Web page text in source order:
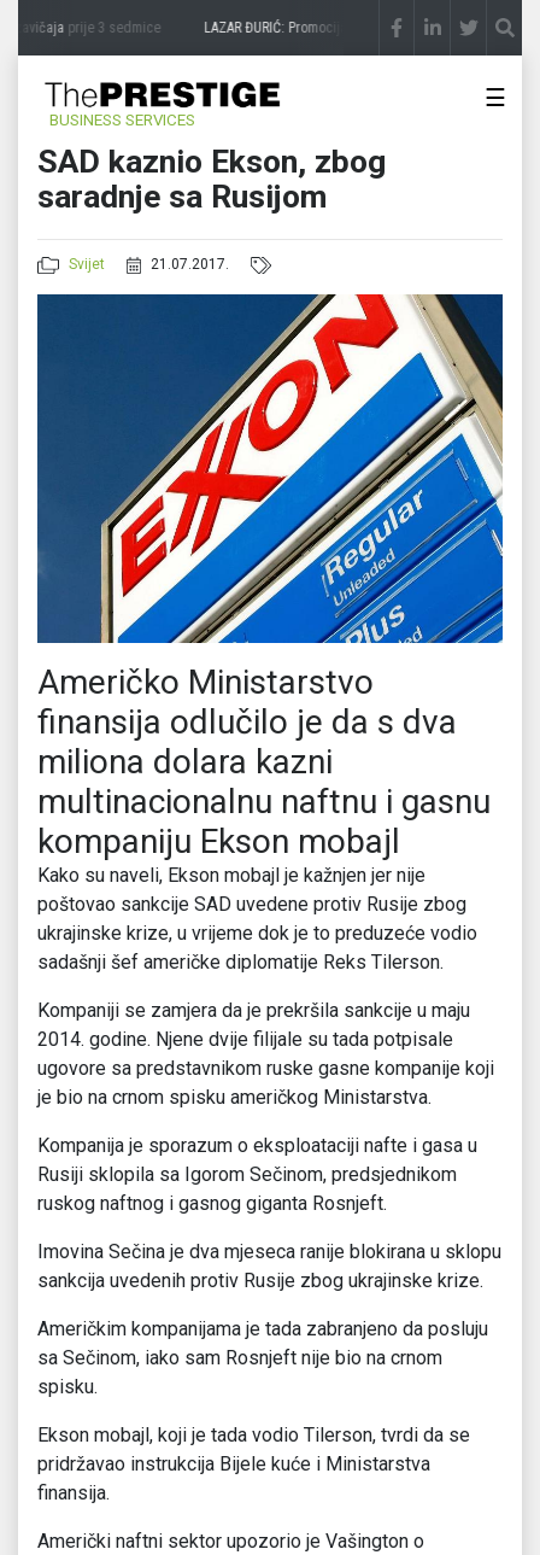
zavičajaprije 3 sedmice LAZAR ĐURIĆ: Promocija potencijal pretvara u destinaciju
BUSINESS SERVICES
☰
SAD kaznio Ekson, zbog
saradnje sa Rusijom
Svijet 21.07.2017.
Američko Ministarstvo
finansija odlučilo je da s dva
miliona dolara kazni
multinacionalnu naftnu i gasnu
kompaniju Ekson mobajl
Kako su naveli, Ekson mobajl je kažnjen jer nije
poštovao sankcije SAD uvedene protiv Rusije zbog
ukrajinske krize, u vrijeme dok je to preduzeće vodio
sadašnji šef američke diplomatije Reks Tilerson.
Kompaniji se zamjera da je prekršila sankcije u maju
2014. godine. Njene dvije filijale su tada potpisale
ugovore sa predstavnikom ruske gasne kompanije koji
je bio na crnom spisku američkog Ministarstva.
Kompanija je sporazum o eksploataciji nafte i gasa u
Rusiji sklopila sa Igorom Sečinom, predsjednikom
ruskog naftnog i gasnog giganta Rosnjeft.
Imovina Sečina je dva mjeseca ranije blokirana u sklopu
sankcija uvedenih protiv Rusije zbog ukrajinske krize.
Američkim kompanijama je tada zabranjeno da posluju
sa Sečinom, iako sam Rosnjeft nije bio na crnom
spisku.
Ekson mobajl, koji je tada vodio Tilerson, tvrdi da se
pridržavao instrukcija Bijele kuće i Ministarstva
finansija.
Američki naftni sektor upozorio je Vašington o